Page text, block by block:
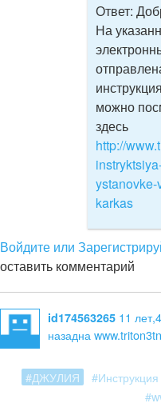
Ответ:
На
можно
здесь
http://
karkas
Войдите или
оставить комментарий
id174563265 11
назадна
#ДЖУЛИЯ #Инструкция